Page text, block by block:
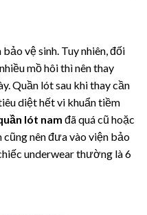
vệ sinh. Tuy nhiên, đối
mồ hôi thì nên thay
Quần lót sau khi thay cần
diệt hết vi khuẩn tiềm
lót nam đã quá cũ hoặc
nên đưa vào viện bảo
underwear thường là 6